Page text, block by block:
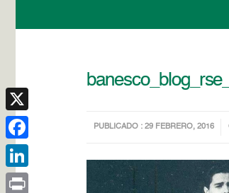
PUBLICADO : 29 FEBRERO, 2016
X
Facebook
LinkedIn